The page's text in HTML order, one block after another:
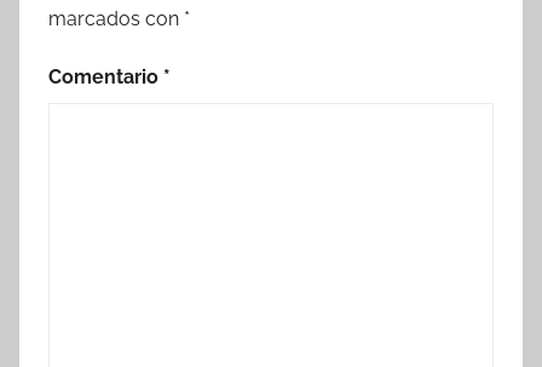
marcados con *
Comentario *